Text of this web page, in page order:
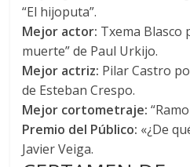
“El hijoputa”.
Mejor actor: Txema Blasco
muerte” de Paul Urkijo.
Mejor actriz: Pilar Castro
de Esteban Crespo.
Mejor cortometraje:
Premio del Público: «¿De
Javier Veiga.